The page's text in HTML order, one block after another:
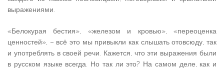
выражениями.
«Белокурая бестия», «железом и кровью», «переоценка
ценностей», – всё это мы привыкли как слышать отовсюду, так
и употреблять в своей речи. Кажется, что эти выражения были
в русском языке всегда. Но так ли это? На самом деле, как и